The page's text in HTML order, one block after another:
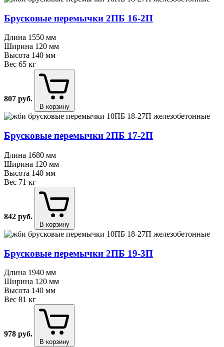
Брусковые перемычки 2ПБ 16⁠-⁠2П
Длина 1550 мм
Ширина 120 мм
Высота 140 мм
Вес 65 кг
807 руб.
В корзину
Брусковые перемычки 2ПБ 17⁠-⁠2П
Длина 1680 мм
Ширина 120 мм
Высота 140 мм
Вес 71 кг
842 руб.
В корзину
Брусковые перемычки 2ПБ 19⁠-⁠3П
Длина 1940 мм
Ширина 120 мм
Высота 140 мм
Вес 81 кг
978 руб.
В корзину